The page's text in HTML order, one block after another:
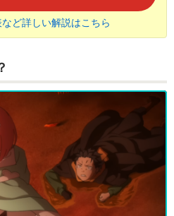
ど詳しい解説はこちら